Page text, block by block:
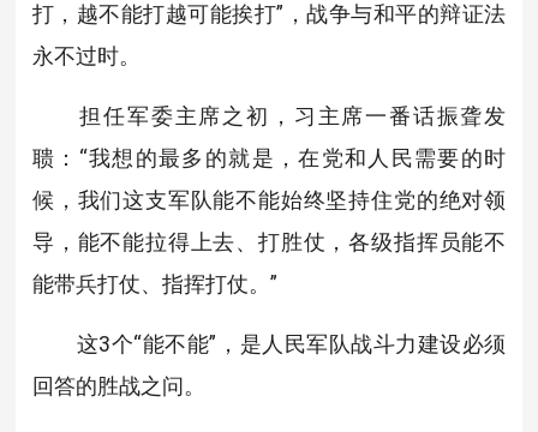
打，越不能打越可能挨打”，战争与和平的辩证法
永不过时。
担任军委主席之初，习主席一番话振聋发
聩：“我想的最多的就是，在党和人民需要的时
候，我们这支军队能不能始终坚持住党的绝对领
导，能不能拉得上去、打胜仗，各级指挥员能不
能带兵打仗、指挥打仗。”
这3个“能不能”，是人民军队战斗力建设必须
回答的胜战之问。